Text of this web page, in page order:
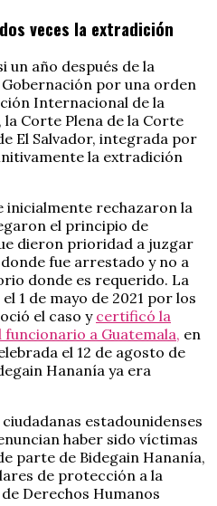
veces la extradición
un año después de la
por una orden
Internacional de la
Corte Plena de la Corte
El Salvador, integrada por
la extradición
inicialmente rechazaron la
el principio de
dieron prioridad a juzgar
fue arrestado y no a
donde es requerido. La
1 de mayo de 2021 por los
el caso y certificó la
a Guatemala, en
el 12 de agosto de
Hananía ya era
estadounidenses
haber sido víctimas
parte de Bidegain Hananía,
de protección a la
Derechos Humanos